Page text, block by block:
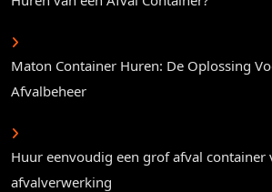
Maton Container Huren: De Oplossing
Afvalbeheer
Huur eenvoudig een grof afval container
afvalverwerking